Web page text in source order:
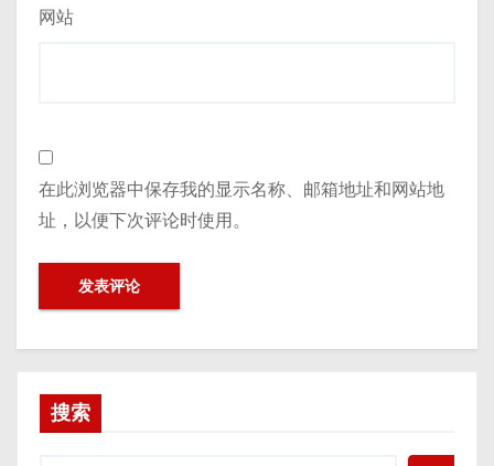
网站
在此浏览器中保存我的显示名称、邮箱地址和网站地
址，以便下次评论时使用。
搜索